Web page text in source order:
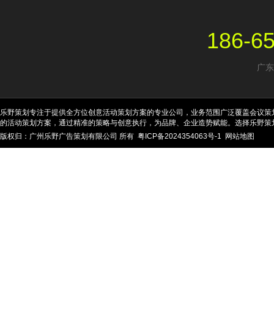
186-
广
乐野策划专注于提供全方位创意活动策划方案的专业公司，业务范围广泛覆盖会议
的活动策划方案，通过精准的策略与创意执行，为品牌、企业造势赋能。选择乐野
版权归：广州乐野广告策划有限公司 所有 粤ICP备2024354063号-1 网站地图